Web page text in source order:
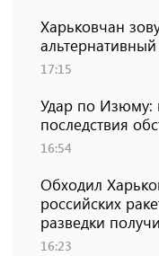
Харьковчан
17:15
Удар по Изюму:
последствия
16:54
Обходил
российских
разведки
16:23